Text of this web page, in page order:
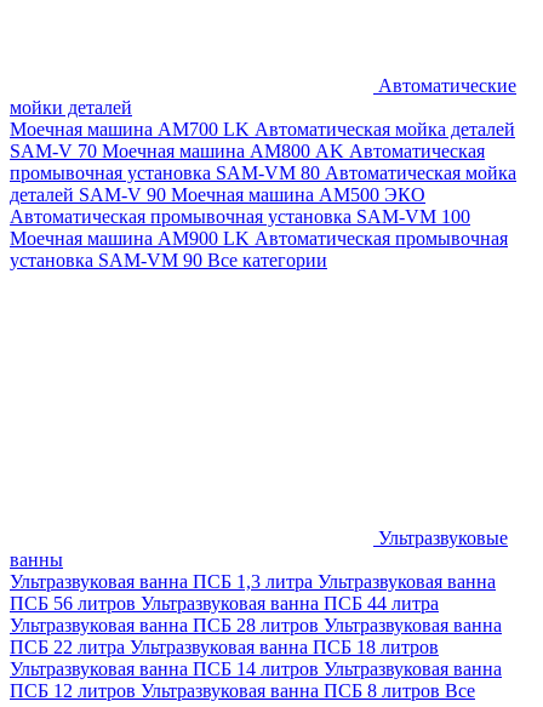
Автоматические
мойки деталей
Моечная машина AM700 LK Автоматическая мойка деталей
SAM-V 70 Моечная машина АМ800 AK Автоматическая
промывочная установка SAM-VM 80 Автоматическая мойка
деталей SAM-V 90 Моечная машина АМ500 ЭКО
Автоматическая промывочная установка SAM-VM 100
Моечная машина AM900 LK Автоматическая промывочная
установка SAM-VM 90 Все категории
Ультразвуковые
ванны
Ультразвуковая ванна ПСБ 1,3 литра Ультразвуковая ванна
ПСБ 56 литров Ультразвуковая ванна ПСБ 44 литра
Ультразвуковая ванна ПСБ 28 литров Ультразвуковая ванна
ПСБ 22 литра Ультразвуковая ванна ПСБ 18 литров
Ультразвуковая ванна ПСБ 14 литров Ультразвуковая ванна
ПСБ 12 литров Ультразвуковая ванна ПСБ 8 литров Все